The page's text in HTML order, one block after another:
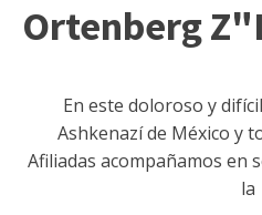
Ortenberg
En este doloroso y
Ashkenazí de México y
Afiliadas acompañamos en
la